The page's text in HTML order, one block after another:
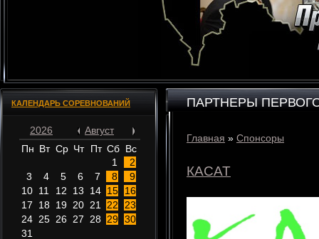
КАЛЕНДАРЬ СОРЕВНОВАНИЙ
2026
Август
Пн Вт Ср Чт Пт Сб Вс
1
2
3
4 5 6 7 8
9
10 11 12 13 14 15
16
17
18 19 20 21 22
23
24 25 26 27 28 29 30
31
ПАРТНЕРЫ
Главная » Спонсоры
КАСАТ